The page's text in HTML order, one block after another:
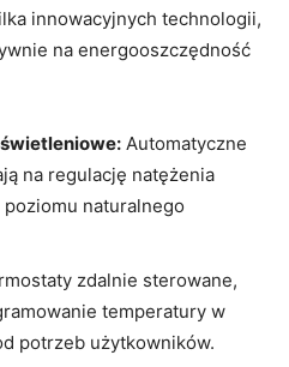
innowacyjnych technologii,
na energooszczędność
Automatyczne
na regulację natężenia
poziomu‍ naturalnego
zdalnie sterowane,
temperatury w
potrzeb użytkowników.